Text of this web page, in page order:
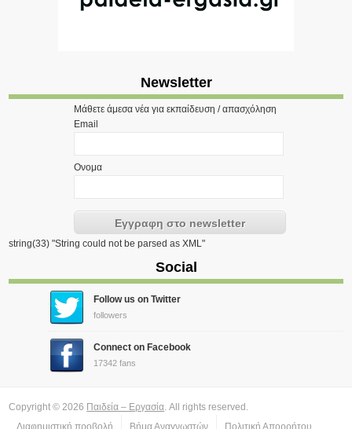
Newsletter
Μάθετε άμεσα νέα για εκπαίδευση / απασχόληση
Email
Ονομα
string(33) "String could not be parsed as XML"
Social
Follow us on Twitter
followers
Connect on Facebook
17342 fans
Copyright © 2026 Παιδεία – Εργασία. All rights reserved.
Διαφημιστική προβολή
Βήμα Αναγνωστών Πολιτική Απορρήτου